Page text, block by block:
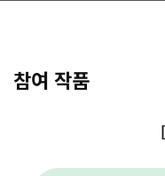
참여 작품